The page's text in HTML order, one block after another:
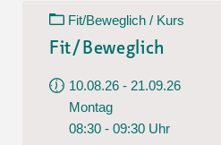
Fit/Beweglich / Kurs
Fit/Beweglich
10.08.26 - 21.09.26
Montag
08:30 - 09:30 Uhr